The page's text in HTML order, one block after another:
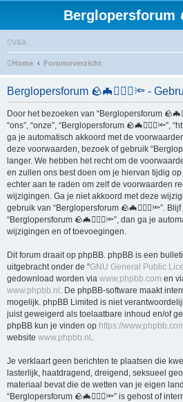
Berglopersforum
V&A
Home Forumoverzicht
Berglopersforum 🪨🦇🚶🏻‍♂️🔦 -
Door het bezoeken van “Berglopersforum
“ons”, “onze”, “Berglopersforum 🪨🦇🚶🏻‍♂️🔦”,
ga je automatisch akkoord met de
deze voorwaarden, bezoek of gebruik
langer. We hebben het recht om de
en zullen ons best doen om je hiervan tijdig
echter aan te raden om zelf de voorwaarden
wijzigingen. Ga je niet akkoord met deze
gebruik van “Berglopersforum 🪨🦇🚶🏻‍♂️🔦”.
“Berglopersforum 🪨🦇🚶🏻‍♂️🔦”, dan ga je
wijzigingen en of toevoegingen.
Dit forum draait op phpBB. phpBB is een
uitgebracht onder de “GNU General Public
gedownload worden via www.phpbb.com en
www.phpbb.nl . De phpBB-software maakt
mogelijk. phpBB Limited is niet
juist geweigerd als toelaatbare inhoud en/of
phpBB kun je vinden op https://
website www.phpbb.nl .
Je verklaart geen berichten te plaatsen die
lasterlijk, haatdragend, dreigend, seksueel
materiaal bevat die de wetten van je eigen
“Berglopersforum 🪨🦇🚶🏻‍♂️🔦” is gehost of